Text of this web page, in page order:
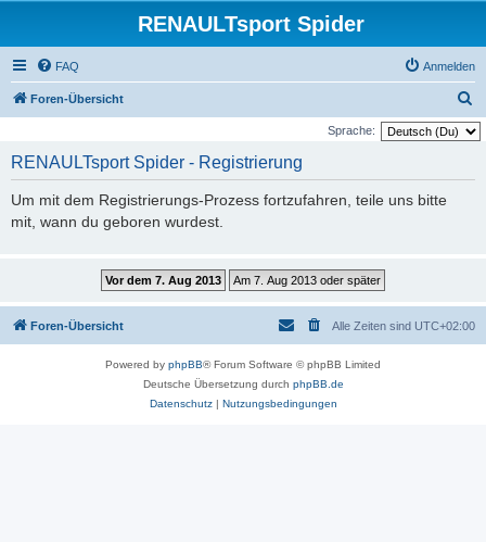
RENAULTsport Spider
FAQ Anmelden
Foren-Übersicht
u
Sprache:
RENAULTsport Spider - Registrierung
Um mit dem Registrierungs-Prozess fortzufahren, teile uns bitte
mit, wann du geboren wurdest.
Foren-Übersicht Alle Zeiten sind UTC+02:00
Powered by phpBB® Forum Software © phpBB Limited
Deutsche Übersetzung durch phpBB.de
Datenschutz| Nutzungsbedingungen